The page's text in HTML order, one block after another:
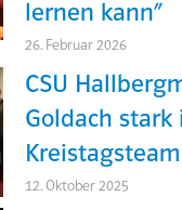
lernen kann“
26. Februar 2026
CSU
Goldach stark
12. Oktober 2025